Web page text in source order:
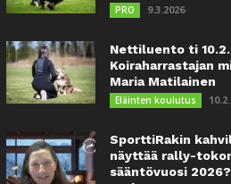
PRO 9.3.2026
Nettiluento ti
Koiraharrastajan
Maria Matilainen
Eläinten koulutus
SporttiRakin
näyttää rally-
sääntövuosi